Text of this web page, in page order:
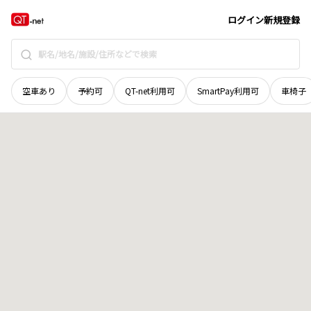
ログイン新規登録
空車あり 予約可 QT-net利用可 SmartPay利用可 車椅子
奈良県